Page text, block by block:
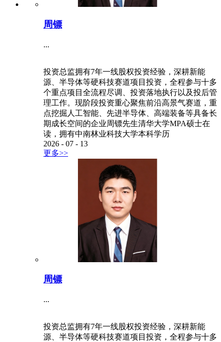
周镖
...
投资总监拥有7年一线股权投资经验，深耕新能
源、半导体等硬科技赛道项目投资，全程参与十多
个重点项目全流程尽调、投资落地执行以及投后管
理工作。现阶段投资重心聚焦前沿高景气赛道，重
点挖掘人工智能、先进半导体、高端装备等具备长
期成长空间的企业周镖先生清华大学MPA硕士在
读，拥有中南林业科技大学本科学历
2026 - 07 - 13
更多>>
周镖
...
投资总监拥有7年一线股权投资经验，深耕新能
源、半导体等硬科技赛道项目投资，全程参与十多